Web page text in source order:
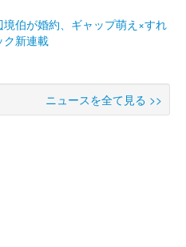
伯が婚約、ギャップ萌え×すれ
ク新連載
ニュースを全て見る >>